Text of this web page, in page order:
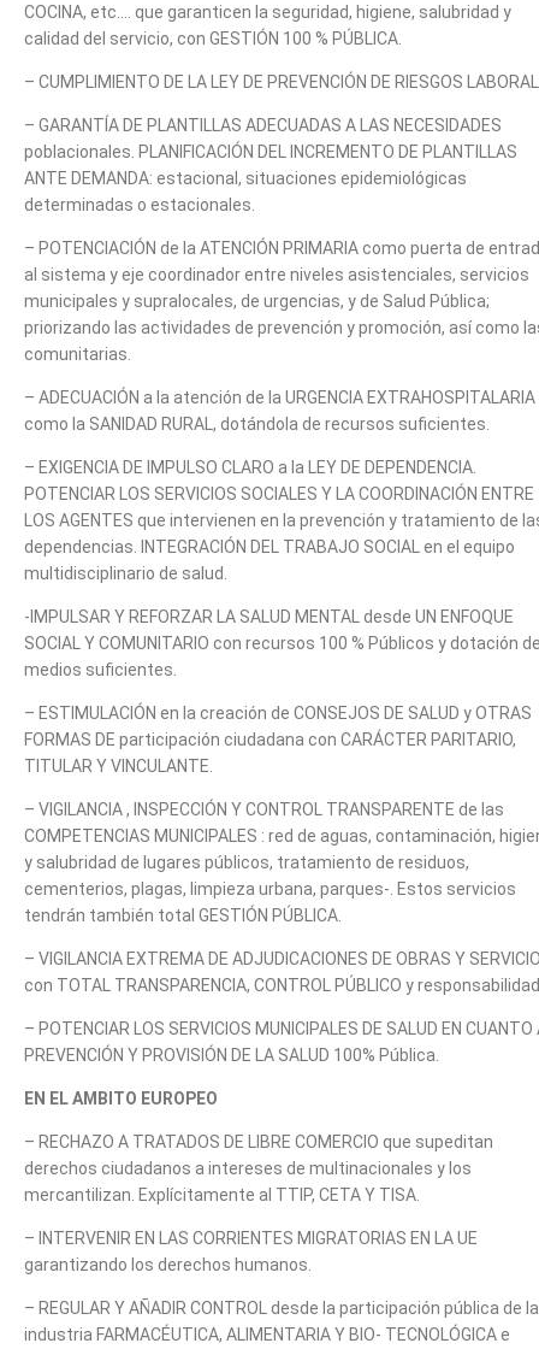
COCINA, etc.… que garanticen la seguridad, higiene, salubridad y
calidad del servicio, con GESTIÓN 100 % PÚBLICA.
– CUMPLIMIENTO DE LA LEY DE PREVENCIÓN DE RIESGOS
– GARANTÍA DE PLANTILLAS ADECUADAS A LAS NECESIDADES
poblacionales. PLANIFICACIÓN DEL INCREMENTO DE PLANTILLAS
ANTE DEMANDA: estacional, situaciones epidemiológicas
determinadas o estacionales.
– POTENCIACIÓN de la ATENCIÓN PRIMARIA como puerta de
al sistema y eje coordinador entre niveles asistenciales, servicios
municipales y supralocales, de urgencias, y de Salud Pública;
priorizando las actividades de prevención y promoción, así como
comunitarias.
– ADECUACIÓN a la atención de la URGENCIA
como la SANIDAD RURAL, dotándola de recursos suficientes.
– EXIGENCIA DE IMPULSO CLARO a la LEY DE DEPENDENCIA.
POTENCIAR LOS SERVICIOS SOCIALES Y LA COORDINACIÓN ENTRE
LOS AGENTES que intervienen en la prevención y tratamiento de
dependencias. INTEGRACIÓN DEL TRABAJO SOCIAL en el equipo
multidisciplinario de salud.
-IMPULSAR Y REFORZAR LA SALUD MENTAL desde UN ENFOQUE
SOCIAL Y COMUNITARIO con recursos 100 % Públicos y dotación
medios suficientes.
– ESTIMULACIÓN en la creación de CONSEJOS DE SALUD y OTRAS
FORMAS DE participación ciudadana con CARÁCTER PARITARIO,
TITULAR Y VINCULANTE.
– VIGILANCIA , INSPECCIÓN Y CONTROL TRANSPARENTE de las
COMPETENCIAS MUNICIPALES : red de aguas, contaminación,
y salubridad de lugares públicos, tratamiento de residuos,
cementerios, plagas, limpieza urbana, parques-. Estos servicios
tendrán también total GESTIÓN PÚBLICA.
– VIGILANCIA EXTREMA DE ADJUDICACIONES DE OBRAS Y
con TOTAL TRANSPARENCIA, CONTROL PÚBLICO y
– POTENCIAR LOS SERVICIOS MUNICIPALES DE SALUD EN CUANTO
PREVENCIÓN Y PROVISIÓN DE LA SALUD 100% Pública.
EN EL AMBITO EUROPEO
– RECHAZO A TRATADOS DE LIBRE COMERCIO que supeditan
derechos ciudadanos a intereses de multinacionales y los
mercantilizan. Explícitamente al TTIP, CETA Y TISA.
– INTERVENIR EN LAS CORRIENTES MIGRATORIAS EN LA UE
garantizando los derechos humanos.
– REGULAR Y AÑADIR CONTROL desde la participación pública de la
industria FARMACÉUTICA, ALIMENTARIA Y BIO- TECNOLÓGICA e